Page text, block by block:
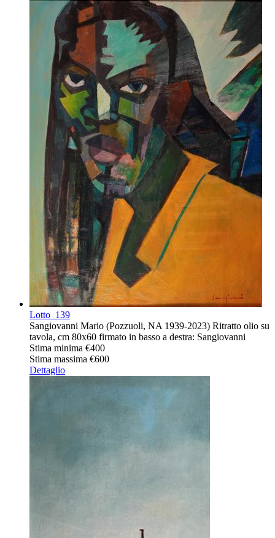
Lotto 139
Sangiovanni Mario (Pozzuoli, NA 1939-2023) Ritratto olio su
tavola, cm 80x60 firmato in basso a destra: Sangiovanni
Stima minima €400
Stima massima €600
Dettaglio